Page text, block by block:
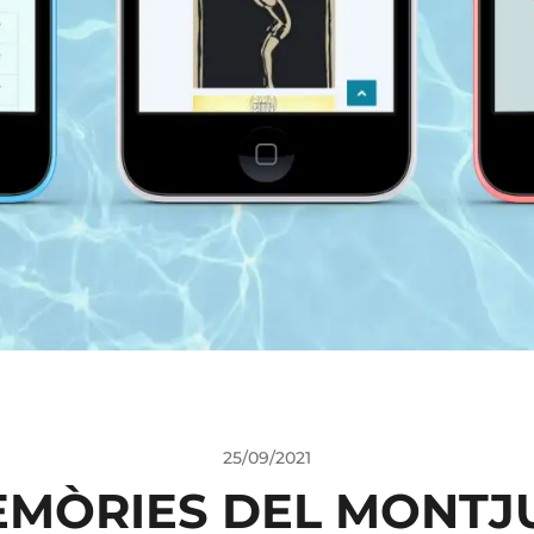
25/09/2021
DEL